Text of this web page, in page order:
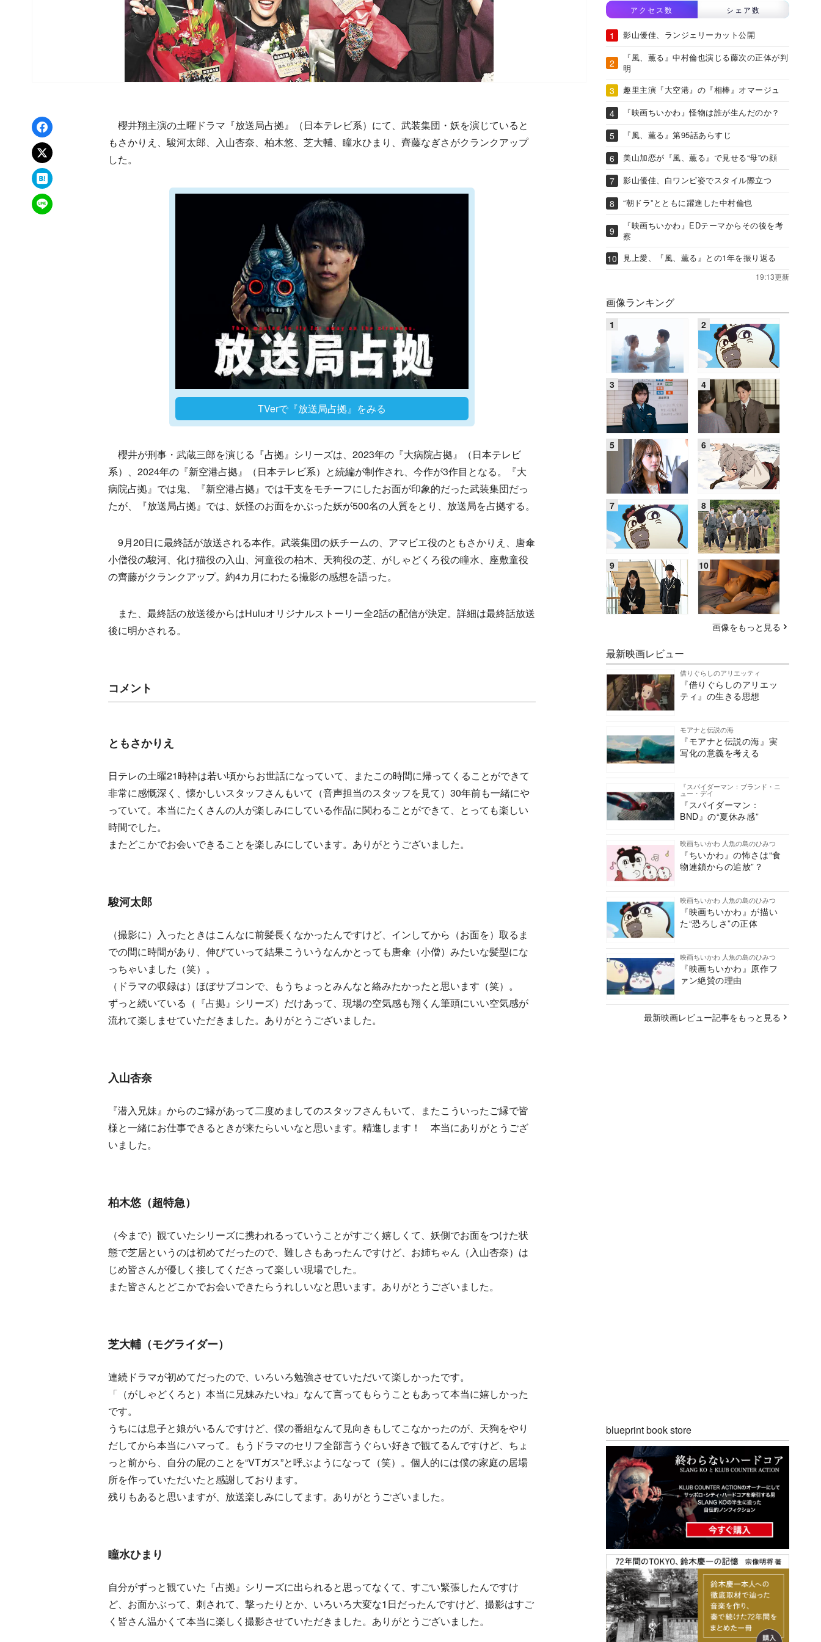
Facebookでシェア
xでポスト
はてなブックマーク
LINEで送る
櫻井翔主演の土曜ドラマ『放送局占拠』（日本テレビ系）にて、武装集団・妖を演じていると
もさかりえ、駿河太郎、入山杏奈、柏木悠、芝大輔、瞳水ひまり、齊藤なぎさがクランクアップ
した。
TVerで『放送局占拠』をみる
櫻井が刑事・武蔵三郎を演じる『占拠』シリーズは、2023年の『大病院占拠』（日本テレビ
系）、2024年の『新空港占拠』（日本テレビ系）と続編が制作され、今作が3作目となる。『大
病院占拠』では鬼、『新空港占拠』では干支をモチーフにしたお面が印象的だった武装集団だっ
たが、『放送局占拠』では、妖怪のお面をかぶった妖が500名の人質をとり、放送局を占拠する。
9月20日に最終話が放送される本作。武装集団の妖チームの、アマビエ役のともさかりえ、唐傘
小僧役の駿河、化け猫役の入山、河童役の柏木、天狗役の芝、がしゃどくろ役の瞳水、座敷童役
の齊藤がクランクアップ。約4カ月にわたる撮影の感想を語った。
また、最終話の放送後からはHuluオリジナルストーリー全2話の配信が決定。詳細は最終話放送
後に明かされる。
コメント
ともさかりえ
日テレの土曜21時枠は若い頃からお世話になっていて、またこの時間に帰ってくることができて
非常に感慨深く、懐かしいスタッフさんもいて（音声担当のスタッフを見て）30年前も一緒にや
っていて。本当にたくさんの人が楽しみにしている作品に関わることができて、とっても楽しい
時間でした。
またどこかでお会いできることを楽しみにしています。ありがとうございました。
駿河太郎
（撮影に）入ったときはこんなに前髪長くなかったんですけど、インしてから（お面を）取るま
での間に時間があり、伸びていって結果こういうなんかとっても唐傘（小僧）みたいな髪型にな
っちゃいました（笑）。
（ドラマの収録は）ほぼサブコンで、もうちょっとみんなと絡みたかったと思います（笑）。
ずっと続いている（『占拠』シリーズ）だけあって、現場の空気感も翔くん筆頭にいい空気感が
流れて楽しませていただきました。ありがとうございました。
入山杏奈
『潜入兄妹』からのご縁があって二度めましてのスタッフさんもいて、またこういったご縁で皆
様と一緒にお仕事できるときが来たらいいなと思います。精進します！ 本当にありがとうござ
いました。
柏木悠（超特急）
（今まで）観ていたシリーズに携われるっていうことがすごく嬉しくて、妖側でお面をつけた状
態で芝居というのは初めてだったので、難しさもあったんですけど、お姉ちゃん（入山杏奈）は
じめ皆さんが優しく接してくださって楽しい現場でした。
また皆さんとどこかでお会いできたらうれしいなと思います。ありがとうございました。
芝大輔（モグライダー）
連続ドラマが初めてだったので、いろいろ勉強させていただいて楽しかったです。
「（がしゃどくろと）本当に兄妹みたいね」なんて言ってもらうこともあって本当に嬉しかった
です。
うちには息子と娘がいるんですけど、僕の番組なんて見向きもしてこなかったのが、天狗をやり
だしてから本当にハマって。もうドラマのセリフ全部言うぐらい好きで観てるんですけど、ちょ
っと前から、自分の屁のことを“VTガス”と呼ぶようになって（笑）。個人的には僕の家庭の居場
所を作っていただいたと感謝しております。
残りもあると思いますが、放送楽しみにしてます。ありがとうございました。
瞳水ひまり
自分がずっと観ていた『占拠』シリーズに出られると思ってなくて、すごい緊張したんですけ
ど、お面かぶって、刺されて、撃ったりとか、いろいろ大変な1日だったんですけど、撮影はすご
く皆さん温かくて本当に楽しく撮影させていただきました。ありがとうございました。
アクセス数 シェア数
影山優佳、ランジェリーカット公開
『風、薫る』中村倫也演じる藤次の正体が判
明
趣里主演『大空港』の『相棒』オマージュ
『映画ちいかわ』怪物は誰が生んだのか？
『風、薫る』第95話あらすじ
美山加恋が『風、薫る』で見せる“母”の顔
影山優佳、白ワンピ姿でスタイル際立つ
“朝ドラ”とともに躍進した中村倫也
『映画ちいかわ』EDテーマからその後を考
察
見上愛、『風、薫る』との1年を振り返る
19:13更新
画像ランキング
画像をもっと見る
最新映画レビュー
借りぐらしのアリエッティ
『借りぐらしのアリエッ
ティ』の生きる思想
モアナと伝説の海
『モアナと伝説の海』実
写化の意義を考える
『スパイダーマン：ブランド・ニ
ュー・デイ
『スパイダーマン：
BND』の“夏休み感”
映画ちいかわ 人魚の島のひみつ
『ちいかわ』の怖さは“食
物連鎖からの追放”？
映画ちいかわ 人魚の島のひみつ
『映画ちいかわ』が描い
た“恐ろしさ”の正体
映画ちいかわ 人魚の島のひみつ
『映画ちいかわ』原作フ
ァン絶賛の理由
最新映画レビュー記事をもっと見る
blueprint book store